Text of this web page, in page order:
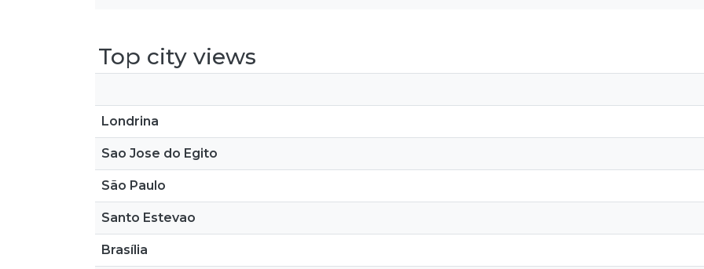
Top city views
Londrina
Sao Jose do Egito
São Paulo
Santo Estevao
Brasília